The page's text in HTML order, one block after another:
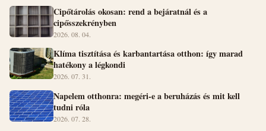
Cipőtárolás okosan: rend a bejáratnál és a
cipősszekrényben
2026. 08. 04.
Klíma tisztítása és karbantartása otthon: így marad
hatékony a légkondi
2026. 07. 31.
Napelem otthonra: megéri-e a beruházás és mit kell
tudni róla
2026. 07. 28.